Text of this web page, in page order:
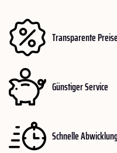
Transparente Preise
Günstiger Service
Schnelle